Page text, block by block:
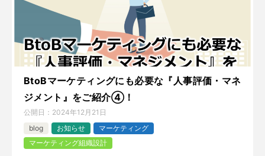
BtoBマーケティングにも必要な『人事評価・マネ
ジメント』をご紹介④！
公開日： 2024年12月21日
blog
お知らせ
マーケティング
マーケティング組織設計